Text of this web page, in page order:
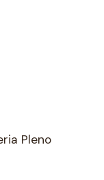
Pleno